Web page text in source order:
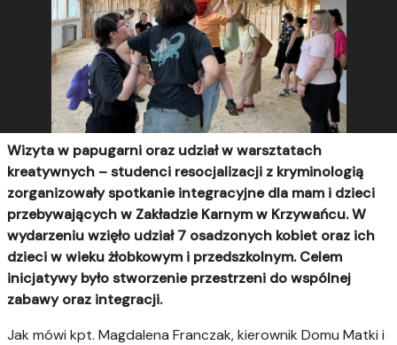
Wizyta w papugarni oraz udział w warsztatach
kreatywnych – studenci resocjalizacji z kryminologią
zorganizowały spotkanie integracyjne dla mam i dzieci
przebywających w Zakładzie Karnym w Krzywańcu. W
wydarzeniu wzięło udział 7 osadzonych kobiet oraz ich
dzieci w wieku żłobkowym i przedszkolnym. Celem
inicjatywy było stworzenie przestrzeni do wspólnej
zabawy oraz integracji.
Jak mówi kpt. Magdalena Franczak, kierownik Domu Matki i